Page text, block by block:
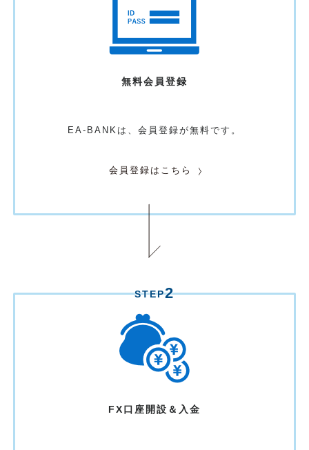
無料会員登録
EA-BANKは、 会員登録が無料です。
会員登録はこちら
STEP2
FX口座開設＆入金